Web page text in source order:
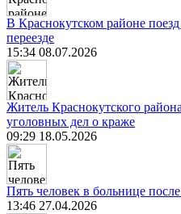
В Краснокутском районе
переезде
15:34 08.07.2026
Житель Краснокутского
уголовных дел о краже
09:29 18.05.2026
Пять человек в больнице
13:46 27.04.2026